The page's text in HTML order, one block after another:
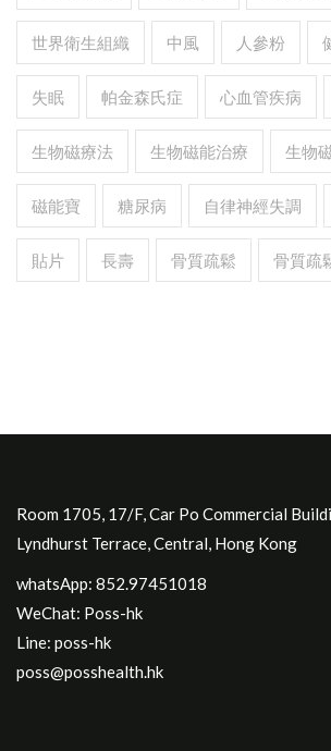
世界衛生組織 中風 人參粉
失眠 帕金森氏症 心血管疾病
生物磁療法 生物磁能治療 生物
磁能寶 糖尿病 自律神經失調
貼片 長壽 骨質疏鬆 骨質疏
Room 1705, 17/F, Car Po Commercial
Lyndhurst Terrace, Central, Hong Kong
whatsApp: 852.97451018
WeChat: Poss-hk
Line: poss-hk
poss@posshealth.hk